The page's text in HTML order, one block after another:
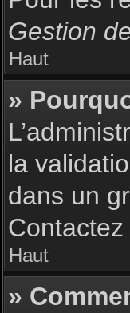
Gestion
Haut
»
la
dans un
Contactez
Haut
»